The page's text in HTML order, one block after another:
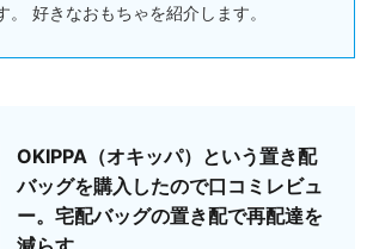
。 好きなおもちゃを紹介します。
OKIPPA（オキッパ）という置き配
バッグを購入したので口コミレビュ
ー。宅配バッグの置き配で再配達を